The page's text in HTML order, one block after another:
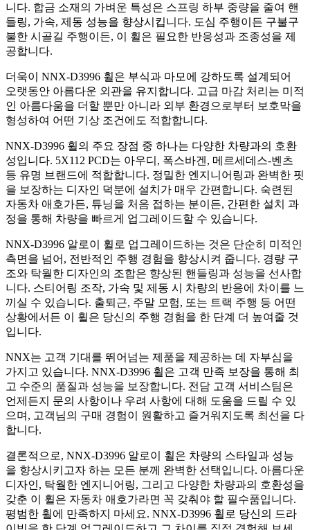
니다. 합금 소재의 가벼운 특성은 스프링 하부 중량을 줄여 핸
들링, 가속, 제동 성능을 향상시킵니다. 도심 주행이든 구불구
불한 시골길 주행이든, 이 휠은 필요한 반응성과 조종성을 제
공합니다.
더욱이 NNX-D3996 휠은 부식과 마모에 강하도록 설계되어
오랫동안 아름다운 외관을 유지합니다. 고급 마감 처리는 미적
인 아름다움을 더할 뿐만 아니라 외부 환경으로부터 보호막을
형성하여 어떤 기상 조건에도 적합합니다.
NNX-D3996 휠의 주요 장점 중 하나는 다양한 차량과의 호환
성입니다. 5X112 PCD는 아우디, 폭스바겐, 메르세데스-벤츠
등 유명 브랜드에 적합합니다. 정밀한 엔지니어링과 완벽한 핏
을 보장하는 디자인 덕분에 설치가 매우 간편합니다. 숙련된
자동차 애호가든, 튜닝을 처음 접하는 분이든, 간편한 설치 과
정을 통해 차량을 빠르게 업그레이드할 수 있습니다.
NNX-D3996 알로이 휠로 업그레이드하는 것은 단순히 미적인
측면을 넘어, 전반적인 주행 경험을 향상시켜 줍니다. 경량 구
조와 탁월한 디자인의 조합은 향상된 핸들링과 성능을 선사합
니다. 스티어링 조작, 가속 및 제동 시 차량의 반응에 차이를 느
끼실 수 있습니다. 출퇴근, 주말 모험, 또는 트랙 주행 등 어떤
상황에서든 이 휠은 당신의 주행 경험을 한 단계 더 높여줄 것
입니다.
NNX는 고객 기대를 뛰어넘는 제품을 제공하는 데 자부심을
가지고 있습니다. NNX-D3996 휠은 고객 만족 보장을 통해 최
고 수준의 품질과 성능을 보장합니다. 전담 고객 서비스팀은
언제든지 문의 사항이나 우려 사항에 대해 도움을 드릴 수 있
으며, 고객님의 구매 경험이 원활하고 즐거워지도록 최선을 다
합니다.
결론적으로, NNX-D3996 알로이 휠은 차량의 스타일과 성능
을 향상시키고자 하는 모든 분께 완벽한 선택입니다. 아름다운
디자인, 탁월한 엔지니어링, 그리고 다양한 차량과의 호환성을
갖춘 이 휠은 자동차 애호가라면 꼭 갖춰야 할 필수품입니다.
평범한 휠에 만족하지 마세요. NNX-D3996 휠로 당신의 드라